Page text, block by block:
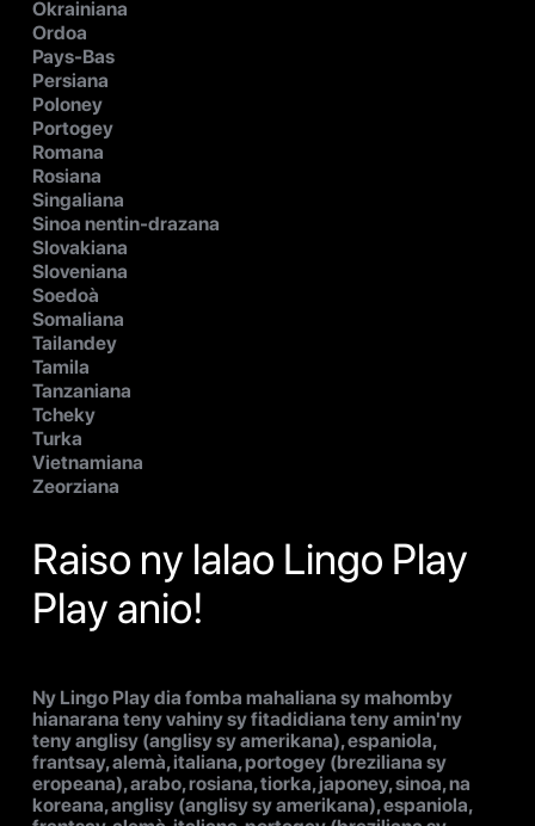
Okrainiana
Ordoa
Pays-Bas
Persiana
Poloney
Portogey
Romana
Rosiana
Singaliana
Sinoa nentin-drazana
Slovakiana
Sloveniana
Soedoà
Somaliana
Tailandey
Tamila
Tanzaniana
Tcheky
Turka
Vietnamiana
Zeorziana
Raiso ny lalao Lingo Play
Play anio!
Ny Lingo Play dia fomba mahaliana sy mahomby
hianarana teny vahiny sy fitadidiana teny amin'ny
teny anglisy (anglisy sy amerikana), espaniola,
frantsay, alemà, italiana, portogey (breziliana sy
eropeana), arabo, rosiana, tiorka, japoney, sinoa, na
koreana, anglisy (anglisy sy amerikana), espaniola,